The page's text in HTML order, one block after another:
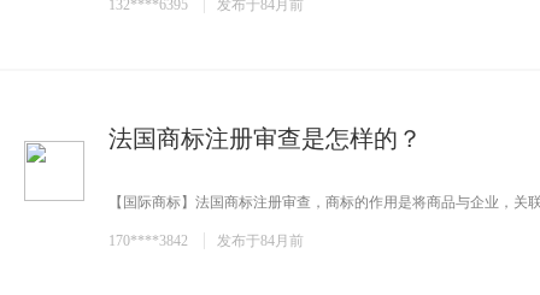
132****6395 发布于84月前
法国商标注册审查是怎样的？
【国际商标】法国商标注册审查，商标的作用是将商品与企业，关
170****3842 发布于84月前